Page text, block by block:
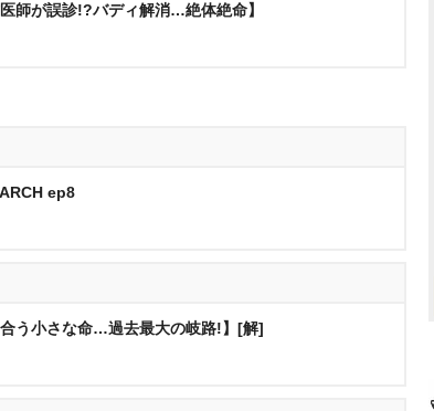
師が誤診!?バディ解消…絶体絶命】
ep8
う小さな命…過去最大の岐路!】[解]